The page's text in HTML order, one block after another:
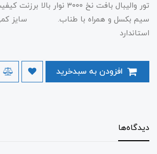
تور واليبال بافت نخ ۳۰۰۰ نوار
سیم بکسل و همراه با طناب. سایز کمی
استاندارد
دیدگاه‌ها